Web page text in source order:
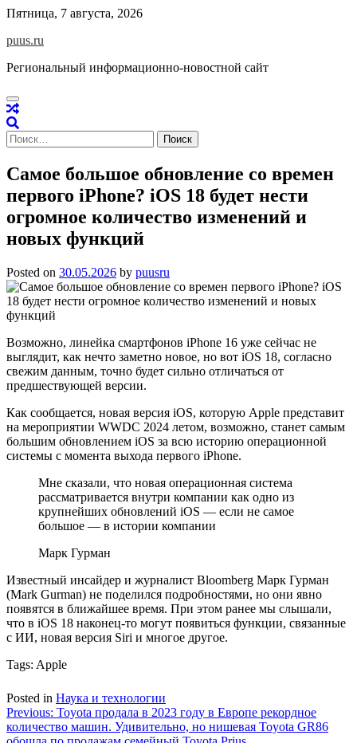
Skip
content
Пятница, 7 августа, 2026
puus.ru
Региональный информационно-новостной сайт
Найти:
Самое большое обновление со времен
первого iPhone? iOS 18 будет нести
огромное количество изменений и
новых функций
Posted on 30.05.2026 by puusru
Возможно, линейка смартфонов iPhone 16 уже сейчас не
выглядит, как нечто заметно новое, но вот iOS 18, согласно
свежим данным, точно будет сильно отличаться от
предшествующей версии.
Как сообщается, новая версия iOS, которую Apple представит
на мероприятии WWDC 2024 летом, возможно, станет самым
большим обновлением iOS за всю историю операционной
системы с момента выхода первого iPhone.
Мне сказали, что новая операционная система
рассматривается внутри компании как одно из
крупнейших обновлений iOS — если не самое
большое — в истории компании
Марк Гурман
Известный инсайдер и журналист Bloomberg Марк Гурман
(Mark Gurman) не поделился подробностями, но они явно
появятся в ближайшее время. При этом ранее мы слышали,
что в iOS 18 наконец-то могут появиться функции, связанные
с ИИ, новая версия Siri и многое другое.
Tags: Apple
Posted in Наука и технологии
Навигация
по
Previous: Toyota продала в 2023 году в Европе рекордное
количество машин. Удивительно, но нишевая Toyota GR86